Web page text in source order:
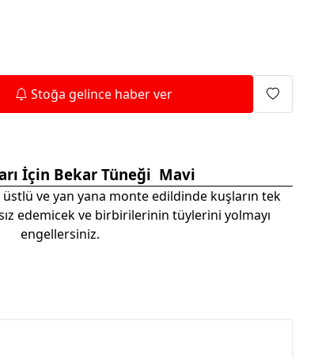
Stoğa gelince haber ver
İçin Bekar Tüneği Mavi
ve yan yana monte edildinde kuşların tek
edemicek ve birbirilerinin tüylerini yolmayı
engellersiniz.